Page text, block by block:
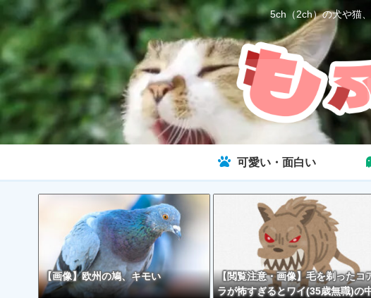
5ch（2ch）の犬や猫
可愛い・面白い
【画像】欧州の鳩、キモい
【閲覧注意・画像】毛を剃ったコ
ラが怖すぎるとワイ(35歳無職)の